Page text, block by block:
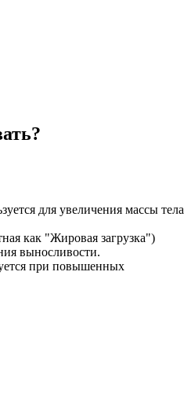
для увеличения массы тела
как "Жировая загрузка")
выносливости.
при повышенных